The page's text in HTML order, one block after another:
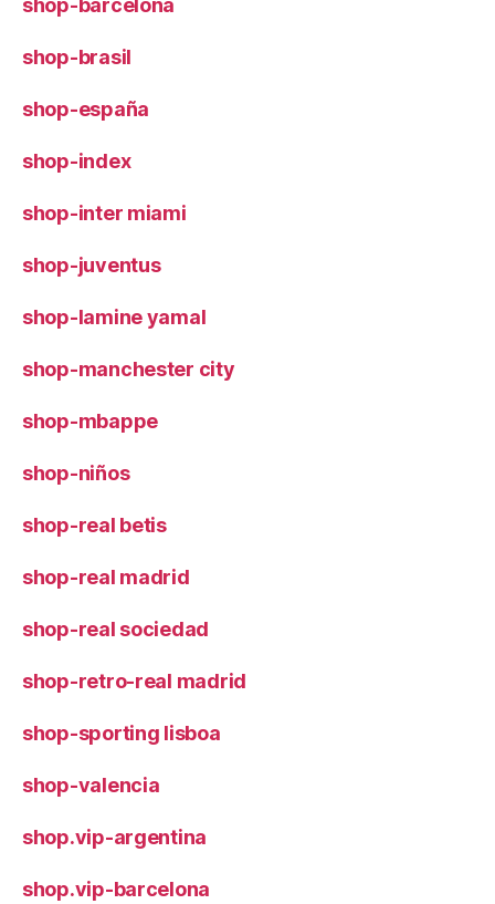
shop-brasil
shop-españa
shop-index
shop-inter miami
shop-juventus
shop-lamine yamal
shop-manchester city
shop-mbappe
shop-niños
shop-real betis
shop-real madrid
shop-real sociedad
shop-retro-real madrid
shop-sporting lisboa
shop-valencia
shop.vip-argentina
shop.vip-barcelona